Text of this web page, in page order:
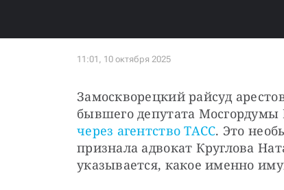
Замоскворецкий райсуд
через агентство ТАСС. Это
признала адвокат Круглова
указывается, какое именно